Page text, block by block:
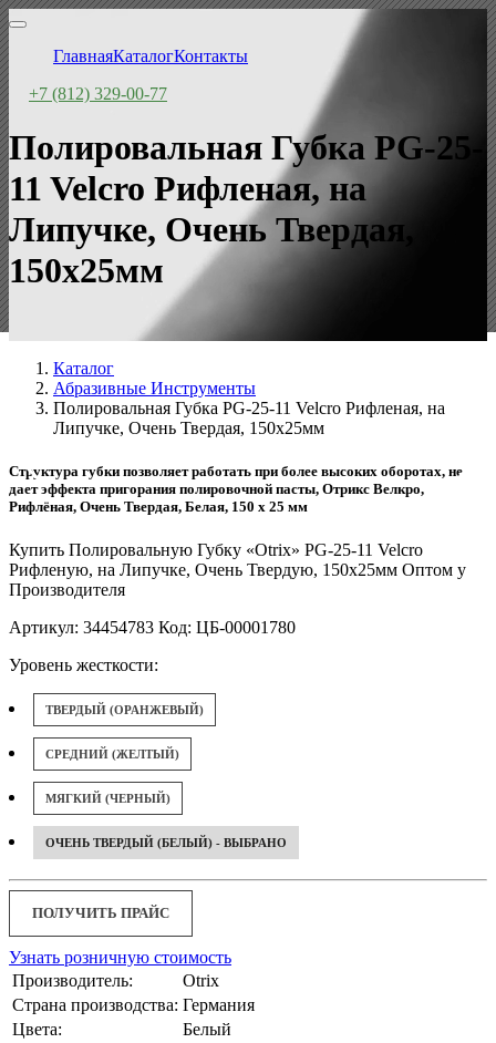
ГлавнаяКаталогКонтакты
+7 (812) 329-00-77
Полировальная Губка PG-25-
11 Velcro Рифленая, на
Липучке, Очень Твердая,
150x25мм
Каталог
Абразивные Инструменты
Полировальная Губка PG-25-11 Velcro Рифленая, на
Липучке, Очень Твердая, 150x25мм
Структура губки позволяет работать при более высоких оборотах, не
дает эффекта пригорания полировочной пасты, Отрикс Велкро,
Рифлёная, Очень Твердая, Белая, 150 x 25 мм
Купить Полировальную Губку «Otrix» PG-25-11 Velcro
Рифленую, на Липучке, Очень Твердую, 150x25мм Оптом у
Производителя
Артикул: 34454783 Код: ЦБ-00001780
Уровень жесткости:
ТВЕРДЫЙ (ОРАНЖЕВЫЙ)
СРЕДНИЙ (ЖЕЛТЫЙ)
МЯГКИЙ (ЧЕРНЫЙ)
ОЧЕНЬ ТВЕРДЫЙ (БЕЛЫЙ) - ВЫБРАНО
ПОЛУЧИТЬ ПРАЙС
Узнать розничную стоимость
Производитель:
Otrix
Страна производства: Германия
Цвета:
Белый